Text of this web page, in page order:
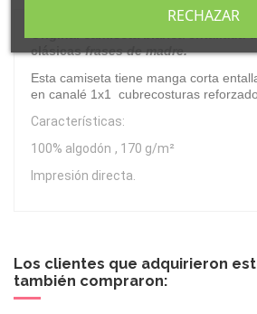
clásicasfrases de madre.
Esta camiseta tiene manga corta
en canalé 1x1 cubrecosturas
Características:
100% algodón , 170 g/m²
Impresión directa.
Los clientes que adquirieron
también compraron:
RECHAZAR